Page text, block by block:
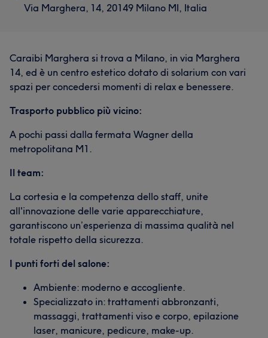
Via Marghera, 14, 20149 Milano MI, Italia
Caraibi Marghera si trova a Milano, in via Marghera
14, ed è un centro estetico dotato di solarium con vari
spazi per concedersi momenti di relax e benessere.
Trasporto pubblico più vicino:
A pochi passi dalla fermata Wagner della
metropolitana M1.
Il team:
La cortesia e la competenza dello staff, unite
all'innovazione delle varie apparecchiature,
garantiscono un’esperienza di massima qualità nel
totale rispetto della sicurezza.
I punti forti del salone:
Ambiente: moderno e accogliente.
Specializzato in: trattamenti abbronzanti,
massaggi, trattamenti viso e corpo, epilazione
laser, manicure, pedicure, make-up.